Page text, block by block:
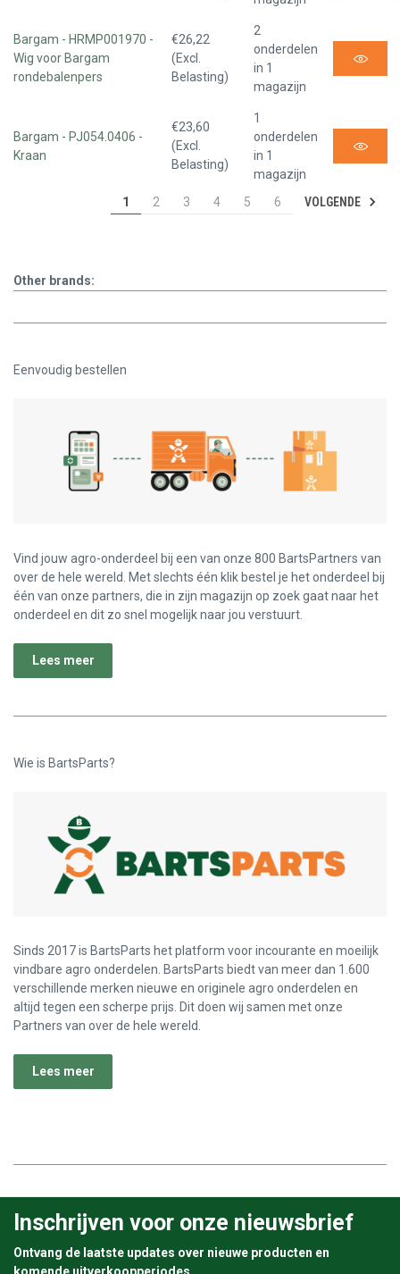
Bargam - HRMP001970 -
Wig voor Bargam
rondebalenpers
€26,22
(Excl.
Belasting)
2
onderdelen
in 1
magazijn
Bargam - PJ054.0406 -
Kraan
€23,60
(Excl.
Belasting)
1
onderdelen
in 1
magazijn
1
2 3 4 5 6 VOLGENDE
Other brands:
Eenvoudig bestellen
Vind jouw agro-onderdeel bij een van onze 800 BartsPartners van
over de hele wereld. Met slechts één klik bestel je het onderdeel bij
één van onze partners, die in zijn magazijn op zoek gaat naar het
onderdeel en dit zo snel mogelijk naar jou verstuurt.
Lees meer
Wie is BartsParts?
Sinds 2017 is BartsParts het platform voor incourante en moeilijk
vindbare agro onderdelen. BartsParts biedt van meer dan 1.600
verschillende merken nieuwe en originele agro onderdelen en
altijd tegen een scherpe prijs. Dit doen wij samen met onze
Partners van over de hele wereld.
Lees meer
Inschrijven voor onze nieuwsbrief
Ontvang de laatste updates over nieuwe producten en
komende uitverkoopperiodes